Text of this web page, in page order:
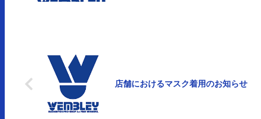
店舗におけるマスク着用のお知らせ